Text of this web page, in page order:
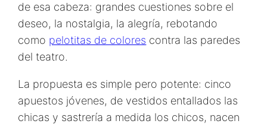
de esa cabeza: grandes cuestiones sobre el
deseo, la nostalgia, la alegría, rebotando
como pelotitas de colores contra las paredes
del teatro.
La propuesta es simple pero potente: cinco
apuestos jóvenes, de vestidos entallados las
chicas y sastrería a medida los chicos, nacen